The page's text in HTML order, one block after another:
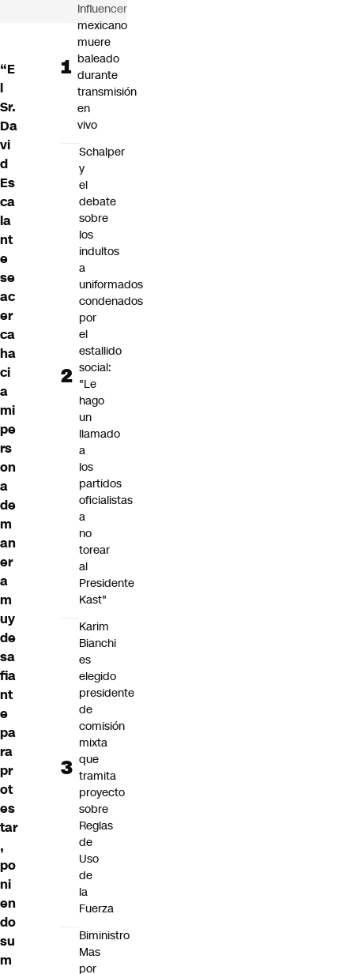
“E
l
Sr.
Da
vi
d
Es
ca
la
nt
e
se
ac
er
ca
ha
ci
a
mi
pe
rs
on
a
de
m
an
er
a
m
uy
de
sa
fia
nt
e
pa
ra
pr
ot
es
tar
,
po
ni
en
do
su
m
Influencer
mexicano
muere
baleado
durante
transmisión
en
vivo
Schalper
y
el
debate
sobre
los
indultos
a
uniformados
condenados
por
el
estallido
social:
"Le
hago
un
llamado
a
los
partidos
oficialistas
a
no
torear
al
Presidente
Kast"
Karim
Bianchi
es
elegido
presidente
de
comisión
mixta
que
tramita
proyecto
sobre
Reglas
de
Uso
de
la
Fuerza
Biministro
Mas
por